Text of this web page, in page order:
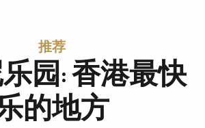
推荐
园: 香港最快
的地方